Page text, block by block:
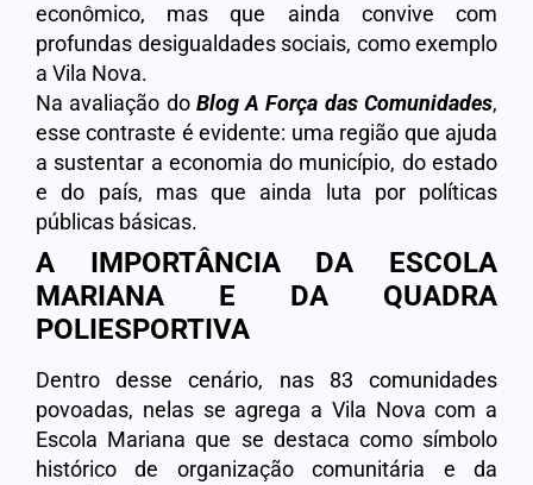
econômico, mas que ainda convive com
profundas desigualdades sociais, como exemplo
a Vila Nova.
Na avaliação do Blog A Força das Comunidades,
esse contraste é evidente: uma região que ajuda
a sustentar a economia do município, do estado
e do país, mas que ainda luta por políticas
públicas básicas.
A IMPORTÂNCIA DA ESCOLA
MARIANA E DA QUADRA
POLIESPORTIVA
Dentro desse cenário, nas 83 comunidades
povoadas, nelas se agrega a Vila Nova com a
Escola Mariana que se destaca como símbolo
histórico de organização comunitária e da